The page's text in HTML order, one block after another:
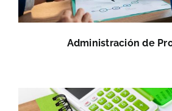
Administración de